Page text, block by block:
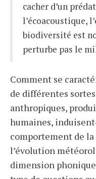
cacher d’un
l’écoacoustique,
biodiversité est
perturbe pas le
Comment se
de différentes
anthropiques,
humaines,
comportement de la
l’évolution
dimension phonique